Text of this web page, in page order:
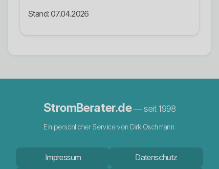
Stand: 07.04.2026
StromBerater.de— seit 1998
Ein persönlicher Service von Dirk Oschmann.
Impressum Datenschutz